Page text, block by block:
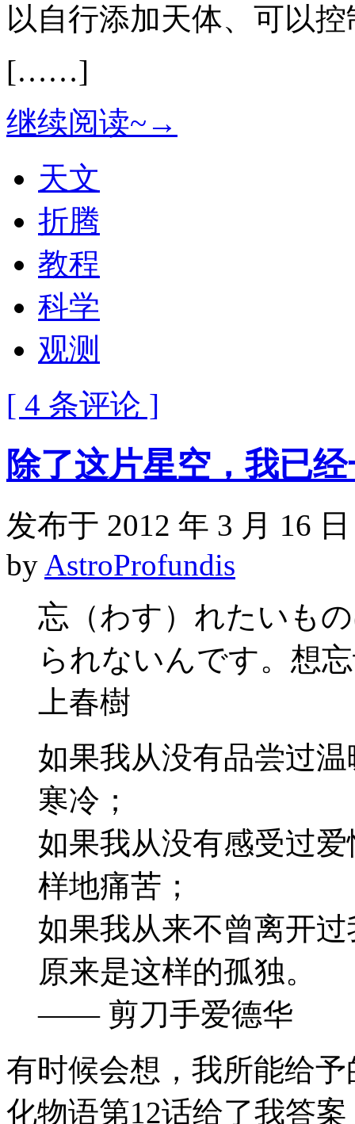
以自行添加天体、可以
[……]
继续阅读~→
天文
折腾
教程
科学
观测
[ 4 条评论 ]
除了这片星空，我已
发布于 2012 年 3 月 16 日
by AstroProfundis
忘（わす）れたいも
られないんです。想
上春樹
如果我从没有品尝过
寒冷；
如果我从没有感受过
样地痛苦；
如果我从来不曾离开
原来是这样的孤独。
—— 剪刀手爱德华
有时候会想，我所能给
化物语第12话给了我答案